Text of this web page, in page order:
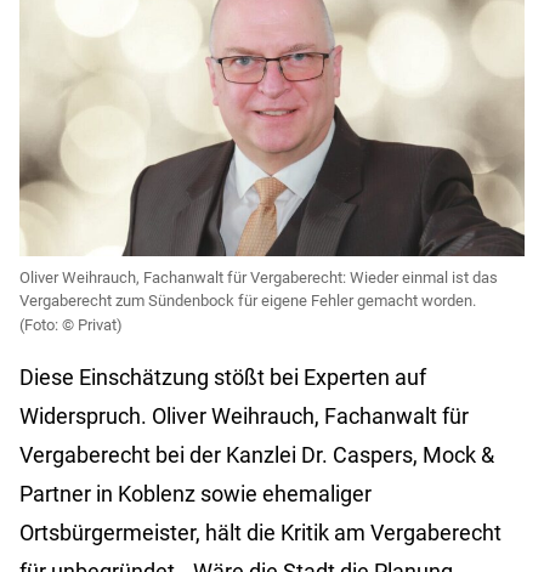
Oliver Weihrauch, Fachanwalt für Vergaberecht: Wieder einmal ist das
Vergaberecht zum Sündenbock für eigene Fehler gemacht worden.
Privat)
Diese Einschätzung stößt bei Experten auf
Widerspruch. Oliver Weihrauch, Fachanwalt für
Vergaberecht bei der Kanzlei Dr. Caspers, Mock &
Partner in Koblenz sowie ehemaliger
Ortsbürgermeister, hält die Kritik am Vergaberecht